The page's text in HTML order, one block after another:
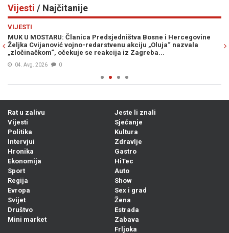
Vijesti / Najčitanije
VIJESTI
MUK U MOSTARU: Članica Predsjedništva Bosne i Hercegovine
Željka Cvijanović vojno-redarstvenu akciju „Oluja“ nazvala
„zločinačkom“, očekuje se reakcija iz Zagreba...
04. Avg. 2026 0
Rat u zalivu
Vijesti
Politika
Intervjui
Hronika
Ekonomija
Sport
Regija
Evropa
Svijet
Društvo
Mini market
Jeste li znali
Sjećanje
Kultura
Zdravlje
Gastro
HiTec
Auto
Show
Sex i grad
Žena
Estrada
Zabava
Frljoka